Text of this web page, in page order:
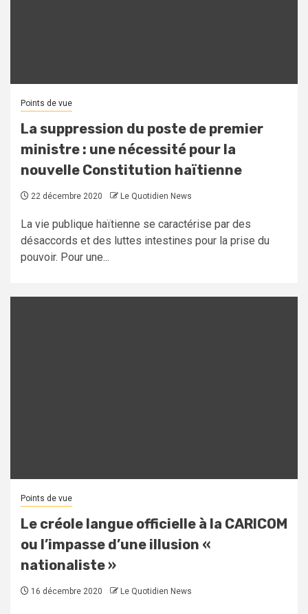
Points de vue
La suppression du poste de premier
ministre : une nécessité pour la
nouvelle Constitution haïtienne
22 décembre 2020 Le Quotidien News
La vie publique haïtienne se caractérise par des
désaccords et des luttes intestines pour la prise du
pouvoir. Pour une...
Points de vue
Le créole langue officielle à la CARICOM
ou l’impasse d’une illusion «
nationaliste »
16 décembre 2020 Le Quotidien News